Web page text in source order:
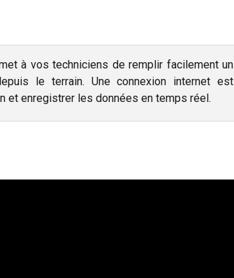
à vos techniciens de remplir facilement un
le terrain. Une connexion internet est
et enregistrer les données en temps réel.